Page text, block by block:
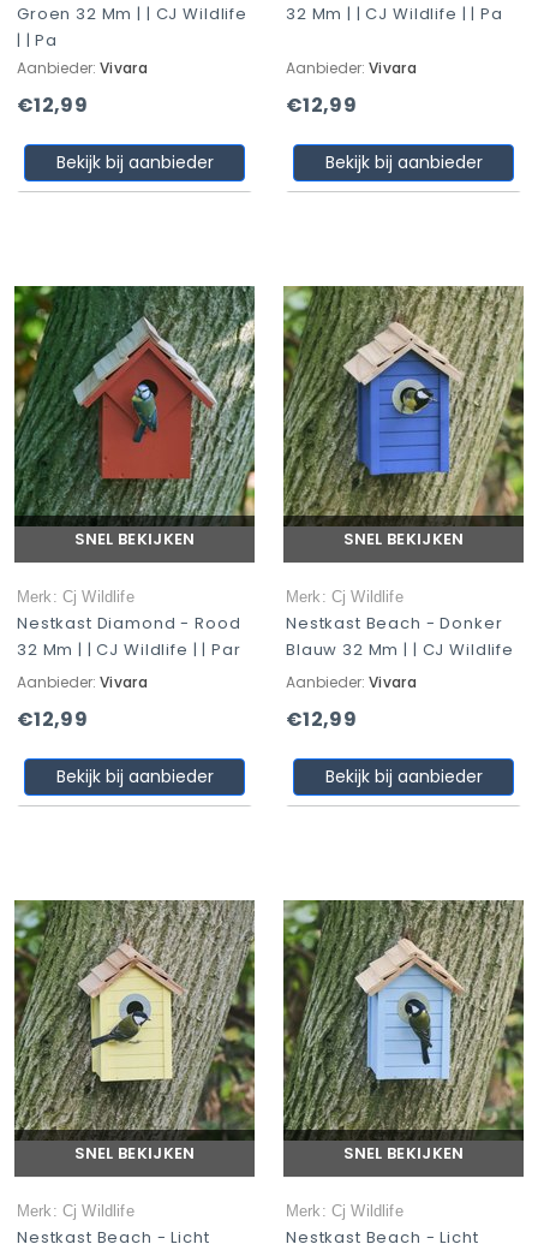
Groen 32 Mm | | CJ Wildlife
| | Pa
Aanbieder: Vivara
€12,99
Bekijk bij aanbieder
32 Mm | | CJ Wildlife | | Pa
Aanbieder: Vivara
€12,99
Bekijk bij aanbieder
SNEL BEKIJKEN
Merk: Cj Wildlife
Nestkast Diamond - Rood
32 Mm | | CJ Wildlife | | Par
Aanbieder: Vivara
€12,99
Bekijk bij aanbieder
SNEL BEKIJKEN
Merk: Cj Wildlife
Nestkast Beach - Donker
Blauw 32 Mm | | CJ Wildlife
Aanbieder: Vivara
€12,99
Bekijk bij aanbieder
SNEL BEKIJKEN
Merk: Cj Wildlife
Nestkast Beach - Licht
SNEL BEKIJKEN
Merk: Cj Wildlife
Nestkast Beach - Licht